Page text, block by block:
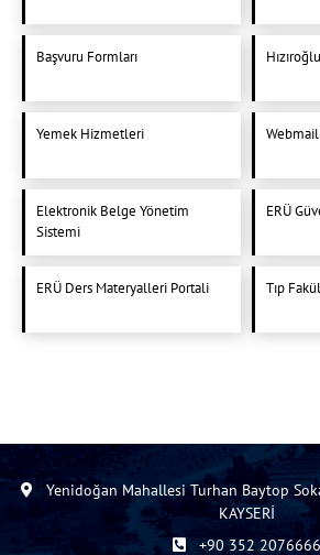
Başvuru Formları
Yemek Hizmetleri
Elektronik Belge Yönetim
Sistemi
ERÜ
ERÜ Ders Materyalleri Portali Tıp
Yenidoğan Mahallesi Turhan Baytop
KAYSERİ
+90 352 2076666